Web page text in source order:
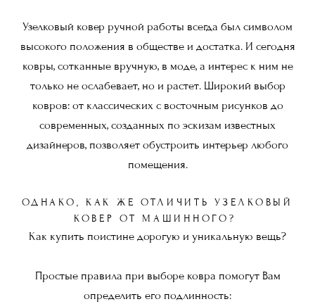
Узелковый ковер ручной работы всегда был символом
высокого положения в обществе и достатка. И сегодня
ковры, сотканные вручную, в моде, а интерес к ним не
только не ослабевает, но и растет. Широкий выбор
ковров: от классических с восточным рисунков до
современных, созданных по эскизам известных
дизайнеров, позволяет обустроить интерьер любого
помещения.
ОДНАКО, КАК ЖЕ ОТЛИЧИТЬ УЗЕЛКОВЫЙ
КОВЕР ОТ МАШИННОГО?
Как купить поистине дорогую и уникальную вещь?
Простые правила при выборе ковра помогут Вам
определить его подлинность: